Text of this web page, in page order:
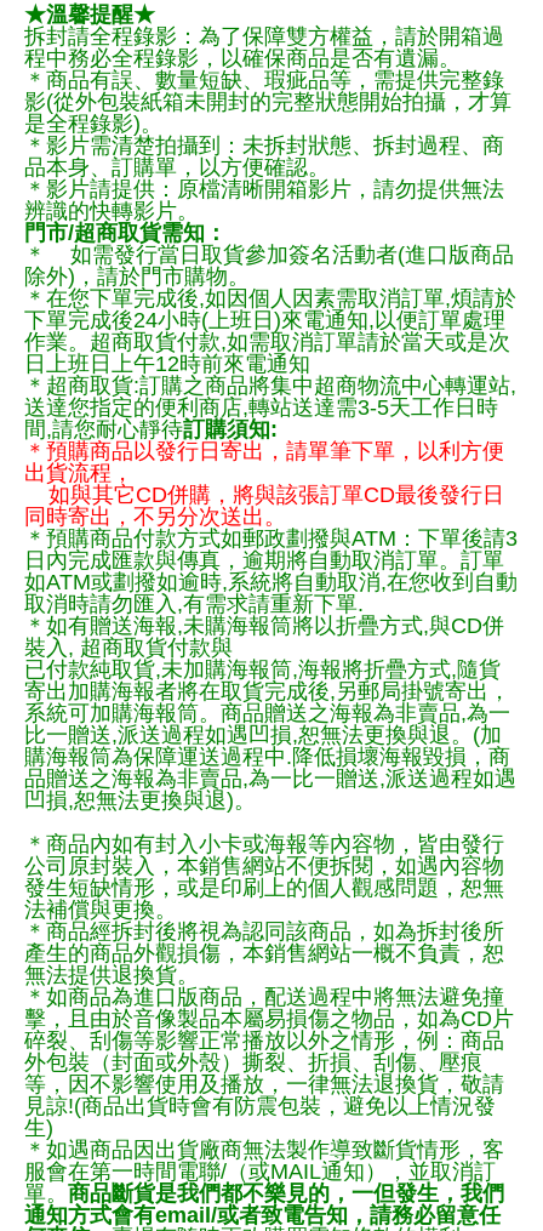
★溫馨提醒★
拆封請全程錄影：為了保障雙方權益，請於開箱過
程中務必全程錄影，以確保商品是否有遺漏。
＊商品有誤、數量短缺、瑕疵品等，需提供完整錄
影(從外包裝紙箱未開封的完整狀態開始拍攝，才算
是全程錄影)。
＊影片需清楚拍攝到：未拆封狀態、拆封過程、商
品本身、訂購單，以方便確認。
＊影片請提供：原檔清晰開箱影片，請勿提供無法
辨識的快轉影片。
門市/超商取貨需知：
＊ 如需發行當日取貨參加簽名活動者(進口版商品
除外)，請於門市購物。
＊在您下單完成後,如因個人因素需取消訂單,煩請於
下單完成後24小時(上班日)來電通知,以便訂單處理
作業。超商取貨付款,如需取消訂單請於當天或是次
日上班日上午12時前來電通知
＊超商取貨:訂購之商品將集中超商物流中心轉運站,
送達您指定的便利商店,轉站送達需3-5天工作日時
間,請您耐心靜待訂購須知:
＊預購商品以發行日寄出，請單筆下單，以利方便
出貨流程，
如與其它CD併購，將與該張訂單CD最後發行日
同時寄出，不另分次送出。
＊預購商品付款方式如郵政劃撥與ATM：下單後請3
日內完成匯款與傳真，逾期將自動取消訂單。訂單
如ATM或劃撥如逾時,系統將自動取消,在您收到自動
取消時請勿匯入,有需求請重新下單.
＊如有贈送海報,未購海報筒將以折疊方式,與CD併
裝入, 超商取貨付款與
已付款純取貨,未加購海報筒,海報將折疊方式,隨貨
寄出加購海報者將在取貨完成後,另郵局掛號寄出，
系統可加購海報筒。商品贈送之海報為非賣品,為一
比一贈送,派送過程如遇凹損,恕無法更換與退。(加
購海報筒為保障運送過程中.降低損壞海報毀損，商
品贈送之海報為非賣品,為一比一贈送,派送過程如遇
凹損,恕無法更換與退)。
＊商品內如有封入小卡或海報等內容物，皆由發行
公司原封裝入，本銷售網站不便拆閱，如遇內容物
發生短缺情形，或是印刷上的個人觀感問題，恕無
法補償與更換。
＊商品經拆封後將視為認同該商品，如為拆封後所
產生的商品外觀損傷，本銷售網站一概不負責，恕
無法提供退換貨。
＊如商品為進口版商品，配送過程中將無法避免撞
擊，且由於音像製品本屬易損傷之物品，如為CD片
碎裂、刮傷等影響正常播放以外之情形，例：商品
外包裝（封面或外殼）撕裂、折損、刮傷、壓痕
等，因不影響使用及播放，一律無法退換貨，敬請
見諒!(商品出貨時會有防震包裝，避免以上情況發
生)
＊如遇商品因出貨廠商無法製作導致斷貨情形，客
服會在第一時間電聯/（或MAIL通知），並取消訂
單。 商品斷貨是我們都不樂見的，一但發生，我們
通知方式會有email/或者致電告知，請務必留意任